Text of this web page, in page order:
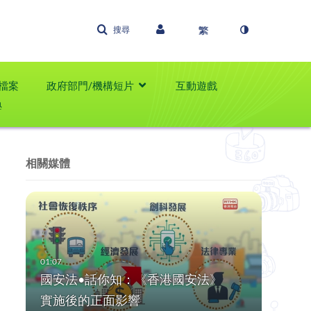
搜尋
案 政府部門/機構短片
互動遊戲
相關媒體
國安法•話你知：《香港國安法》
實施後的正面影響